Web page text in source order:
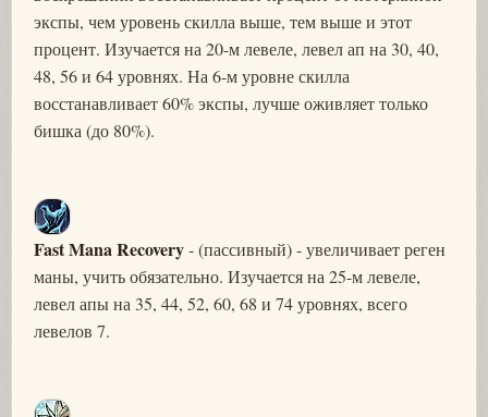
экспы, чем уровень скилла выше, тем выше и этот
процент. Изучается на 20-м левеле, левел ап на 30, 40,
48, 56 и 64 уровнях. На 6-м уровне скилла
восстанавливает 60% экспы, лучше оживляет только
бишка (до 80%).
Fast Mana Recovery- (пассивный) - увеличивает реген
маны, учить обязательно. Изучается на 25-м левеле,
левел апы на 35, 44, 52, 60, 68 и 74 уровнях, всего
левелов 7.